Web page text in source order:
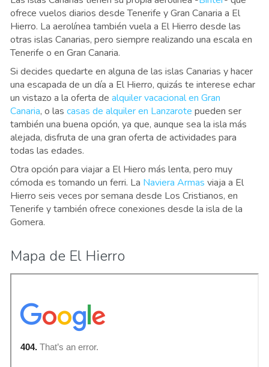
ofrece vuelos diarios desde Tenerife y Gran Canaria a El
Hierro. La aerolínea también vuela a El Hierro desde las
otras islas Canarias, pero siempre realizando una escala en
Tenerife o en Gran Canaria.
Si decides quedarte en alguna de las islas Canarias y hacer
una escapada de un día a El Hierro, quizás te interese echar
un vistazo a la oferta de alquiler vacacional en Gran
Canaria, o las casas de alquiler en Lanzarote pueden ser
también una buena opción, ya que, aunque sea la isla más
alejada, disfruta de una gran oferta de actividades para
todas las edades.
Otra opción para viajar a El Hiero más lenta, pero muy
cómoda es tomando un ferri. La Naviera Armas viaja a El
Hierro seis veces por semana desde Los Cristianos, en
Tenerife y también ofrece conexiones desde la isla de la
Gomera.
Mapa de El Hierro